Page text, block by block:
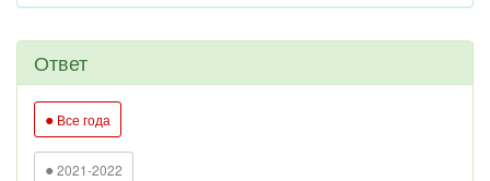
Ответ
● Все года
● 2021-2022